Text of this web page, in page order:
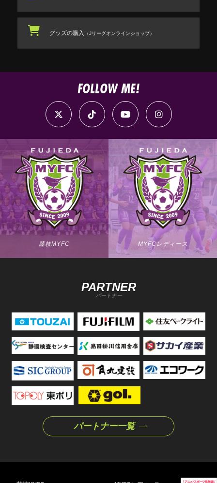
グッズの購入 （Jリーグオンラインショップ）
FOLLOW ME!
藤枝MYFC MYFCレディース
PARTNER
パートナー
パートナー一覧